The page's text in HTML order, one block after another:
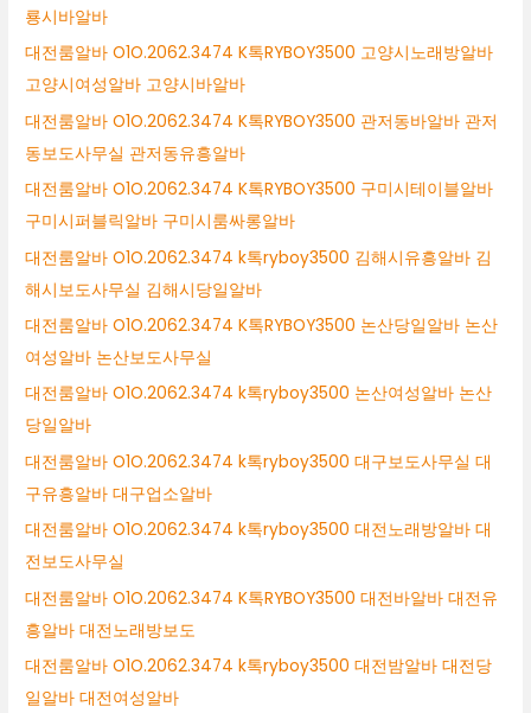
룡시바알바
대전룸알바 O1O.2062.3474 K톡RYBOY3500 고양시노래방알바
고양시여성알바 고양시바알바
대전룸알바 O1O.2062.3474 K톡RYBOY3500 관저동바알바 관저
동보도사무실 관저동유흥알바
대전룸알바 O1O.2062.3474 K톡RYBOY3500 구미시테이블알바
구미시퍼블릭알바 구미시룸싸롱알바
대전룸알바 O1O.2062.3474 k톡ryboy3500 김해시유흥알바 김
해시보도사무실 김해시당일알바
대전룸알바 O1O.2062.3474 K톡RYBOY3500 논산당일알바 논산
여성알바 논산보도사무실
대전룸알바 O1O.2062.3474 k톡ryboy3500 논산여성알바 논산
당일알바
대전룸알바 O1O.2062.3474 k톡ryboy3500 대구보도사무실 대
구유흥알바 대구업소알바
대전룸알바 O1O.2062.3474 k톡ryboy3500 대전노래방알바 대
전보도사무실
대전룸알바 O1O.2062.3474 K톡RYBOY3500 대전바알바 대전유
흥알바 대전노래방보도
대전룸알바 O1O.2062.3474 k톡ryboy3500 대전밤알바 대전당
일알바 대전여성알바